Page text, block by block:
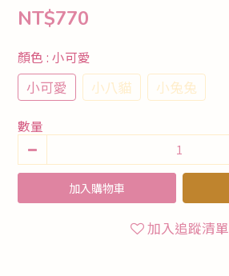
NT$770
顏色 : 小可愛
小可愛 小八貓 小兔兔
數量
加入購物車
加入追蹤清單